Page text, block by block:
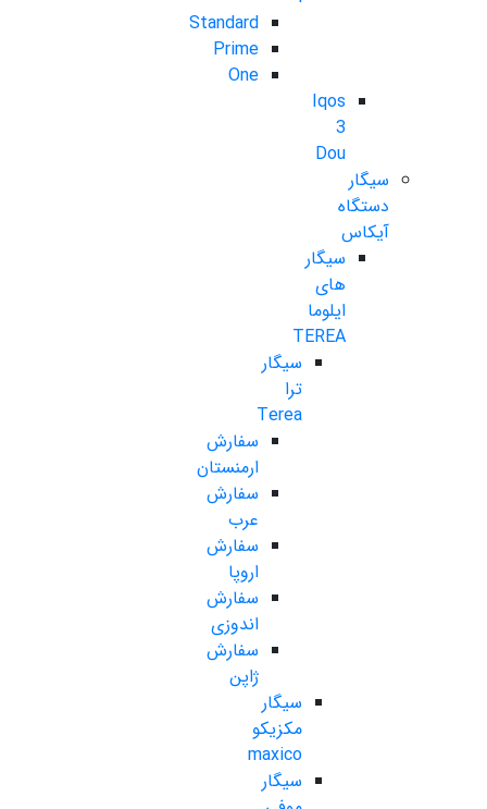
Standard
Prime
One
Iqos
3
Dou
سیگار
دستگاه
آیکاس
سیگار
های
ایلوما
TEREA
سیگار
ترا
Terea
سفارش
ارمنستان
سفارش
عرب
سفارش
اروپا
سفارش
اندوزی
سفارش
ژاپن
سیگار
مکزیکو
maxico
سیگار